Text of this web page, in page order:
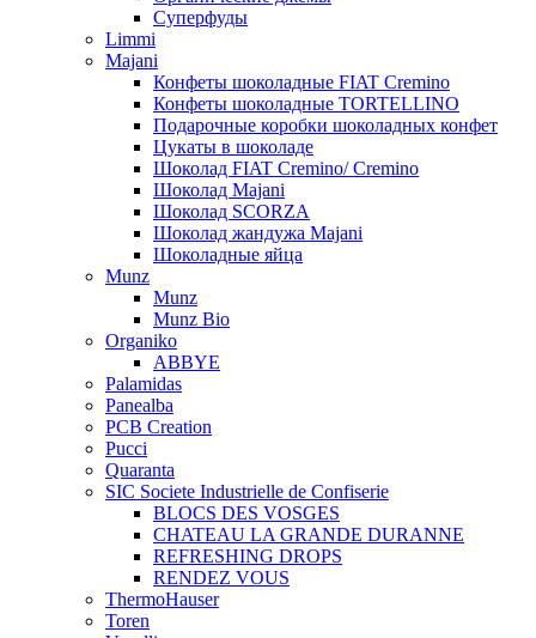
Суперфуды
Limmi
Majani
Конфеты шоколадные FIAT Cremino
Конфеты шоколадные TORTELLINO
Подарочные коробки шоколадных конфет
Цукаты в шоколаде
Шоколад FIAT Cremino/ Cremino
Шоколад Majani
Шоколад SCORZA
Шоколад жандужа Majani
Шоколадные яйца
Munz
Munz
Munz Bio
Organiko
ABBYE
Palamidas
Panealba
PCB Creation
Pucci
Quaranta
SIC Societe Industrielle de Confiserie
BLOCS DES VOSGES
CHATEAU LA GRANDE DURANNE
REFRESHING DROPS
RENDEZ VOUS
ThermoHauser
Toren